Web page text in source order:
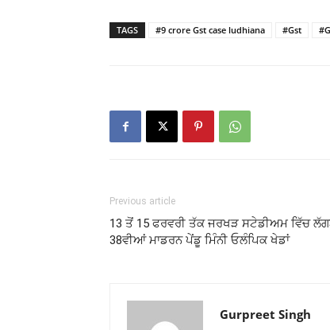
TAGS #9 crore Gst case ludhiana #Gst
Previous article
13 ਤੋਂ 15 ਫਰਵਰੀ ਤੱਕ ਜਰਖੜ ਸਟੇਡੀਅਮ ਵਿੱਚ
38ਵੀਆਂ ਮਾਡਰਨ ਪੇਂਡੂ ਮਿੰਨੀ ਓਲੰਪਿਕ ਖੇਡਾਂ
Gurpreet Singh